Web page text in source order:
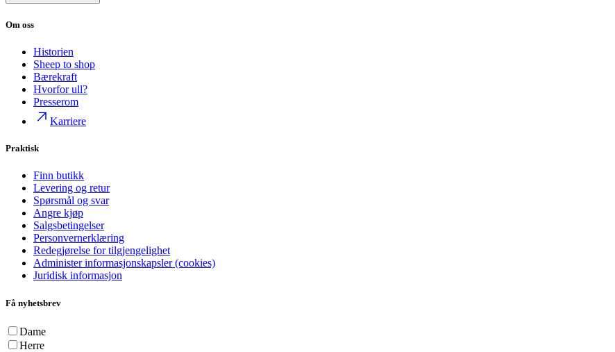
Om oss
Historien
Sheep to shop
Bærekraft
Hvorfor ull?
Presserom
Karriere
Praktisk
Finn butikk
Levering og retur
Spørsmål og svar
Angre kjøp
Salgsbetingelser
Personvernerklæring
Redegjørelse for tilgjengelighet
Administer informasjonskapsler (cookies)
Juridisk informasjon
Få nyhetsbrev
Dame
Herre